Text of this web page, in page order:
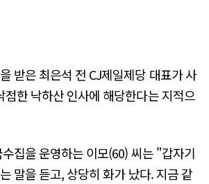
받은 최은석 전 CJ제일제당 대표가 사
점한 낙하산 인사에 해당한다는 지적으
집을 운영하는 이모(60) 씨는 "갑자기
말을 듣고, 상당히 화가 났다. 지금 같